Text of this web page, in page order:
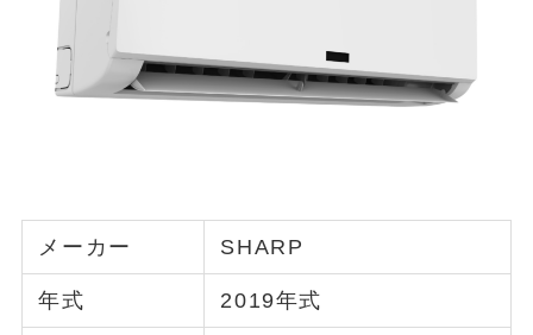
メーカー SHARP
年式 2019年式